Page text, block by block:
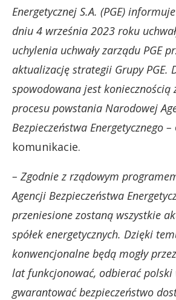
Energetycznej S.A. (PGE)
dniu 4 września 2023 roku
uchylenia uchwały zarządu PGE
aktualizację strategii Grupy PGE.
spowodowana jest koniecznością
procesu powstania Narodowej
Bezpieczeństwa Energetycznego –
komunikacie.
– Zgodnie z rządowym
Agencji Bezpieczeństwa
przeniesione zostaną wszystkie
spółek energetycznych. Dzięki
konwencjonalne będą mogły
lat funkcjonować, odbierać polski
gwarantować bezpieczeństwo